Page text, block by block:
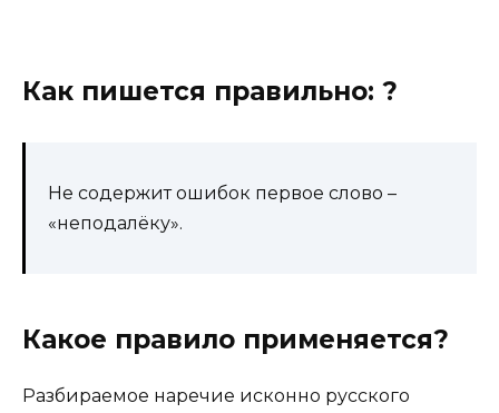
Как пишется правильно: ?
Не содержит ошибок первое слово –
«неподалёку».
Какое правило применяется?
Разбираемое наречие исконно русского